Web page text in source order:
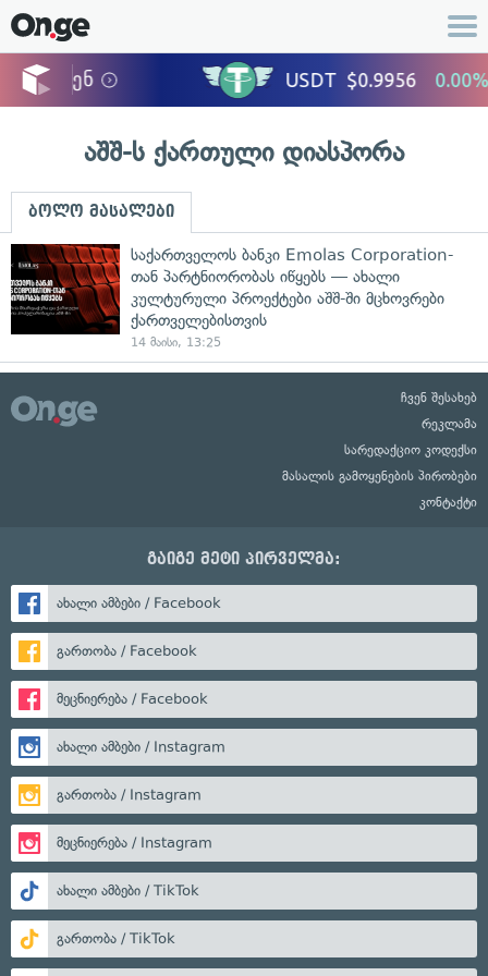
აშშ-ს ქართული დიასპორა
ბოლო მასალები
საქართველოს ბანკი Emolas Corporation-
თან პარტნიორობას იწყებს — ახალი
კულტურული პროექტები აშშ-ში მცხოვრები
ქართველებისთვის
14 მაისი, 13:25
ჩვენ შესახებ
რეკლამა
სარედაქციო კოდექსი
მასალის გამოყენების პირობები
კონტაქტი
გაიგე მეტი პირველმა:
ახალი ამბები / Facebook
გართობა / Facebook
მეცნიერება / Facebook
ახალი ამბები / Instagram
გართობა / Instagram
მეცნიერება / Instagram
ახალი ამბები / TikTok
გართობა / TikTok